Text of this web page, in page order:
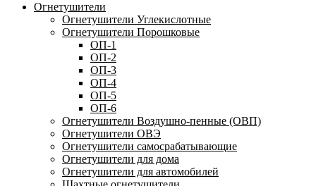
Огнетушители
Огнетушители Углекислотные
Огнетушители Порошковые
ОП-1
ОП-2
ОП-3
ОП-4
ОП-5
ОП-6
Огнетушители Воздушно-пенные (ОВП)
Огнетушители ОВЭ
Огнетушители самосрабатывающие
Огнетушители для дома
Огнетушители для автомобилей